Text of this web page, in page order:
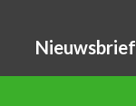
Nieuwsbrief